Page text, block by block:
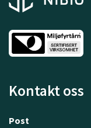
Kontakt oss
Post